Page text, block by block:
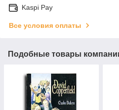
Kaspi Pay
Все условия оплаты
Подобные товары